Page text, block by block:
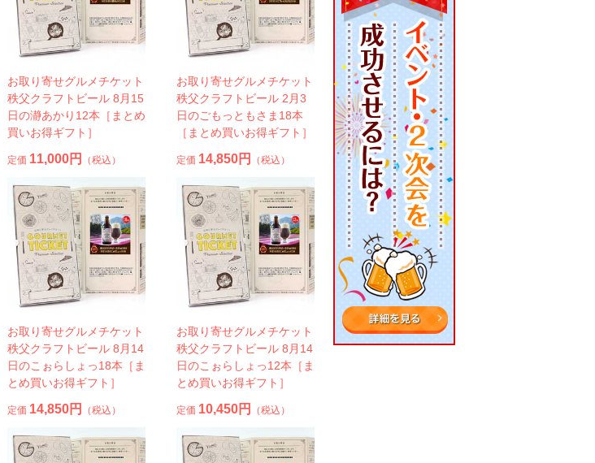
お取り寄せグルメチケット
秩父クラフトビール 8月15
日の瀞あかり12本［まとめ
買いお得ギフト］
定価 11,000円 （税込）
お取り寄せグルメチケット
秩父クラフトビール 2月3
日のごもっともさま18本
［まとめ買いお得ギフト］
定価 14,850円 （税込）
お取り寄せグルメチケット
秩父クラフトビール 8月14
日のこぉらしょっ18本［ま
とめ買いお得ギフト］
定価 14,850円 （税込）
お取り寄せグルメチケット
秩父クラフトビール 8月14
日のこぉらしょっ12本［ま
とめ買いお得ギフト］
定価 10,450円 （税込）